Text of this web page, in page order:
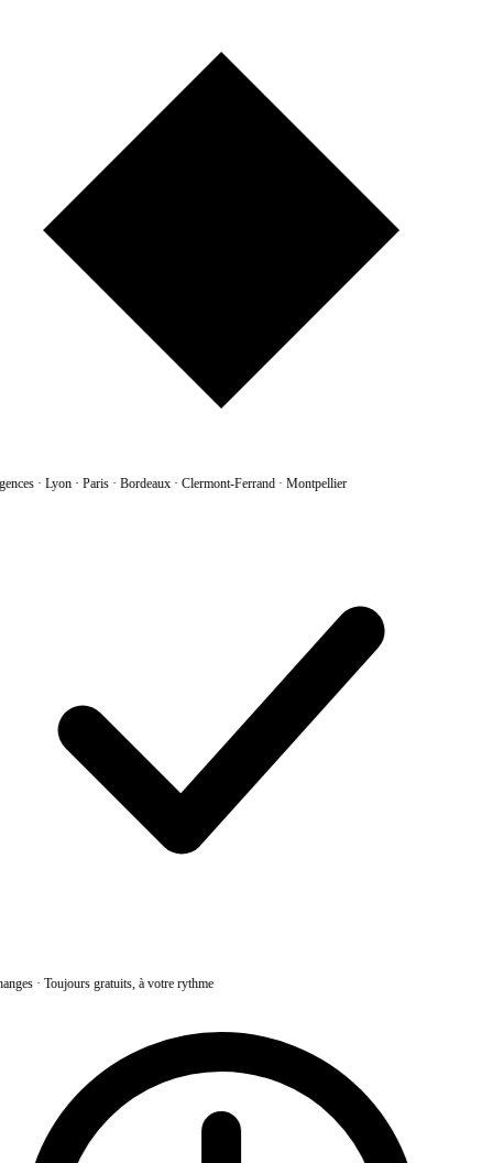
· Lyon · Paris · Bordeaux · Clermont-Ferrand · Montpellier
· Toujours gratuits, à votre rythme